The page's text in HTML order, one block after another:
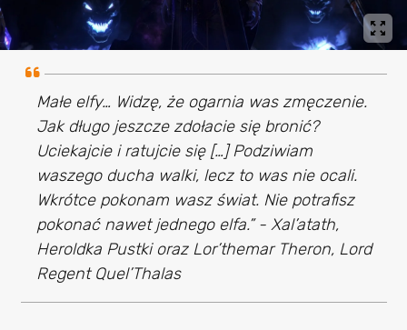
Małe elfy… Widzę, że ogarnia was zmęczenie.
Jak długo jeszcze zdołacie się bronić?
Uciekajcie i ratujcie się […] Podziwiam
waszego ducha walki, lecz to was nie ocali.
Wkrótce pokonam wasz świat. Nie potrafisz
pokonać nawet jednego elfa.” - Xal’atath,
Heroldka Pustki oraz Lor’themar Theron, Lord
Regent Quel’Thalas